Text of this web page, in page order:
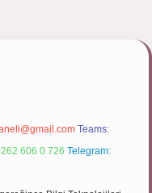
Teams:
606 0 726 Telegram: